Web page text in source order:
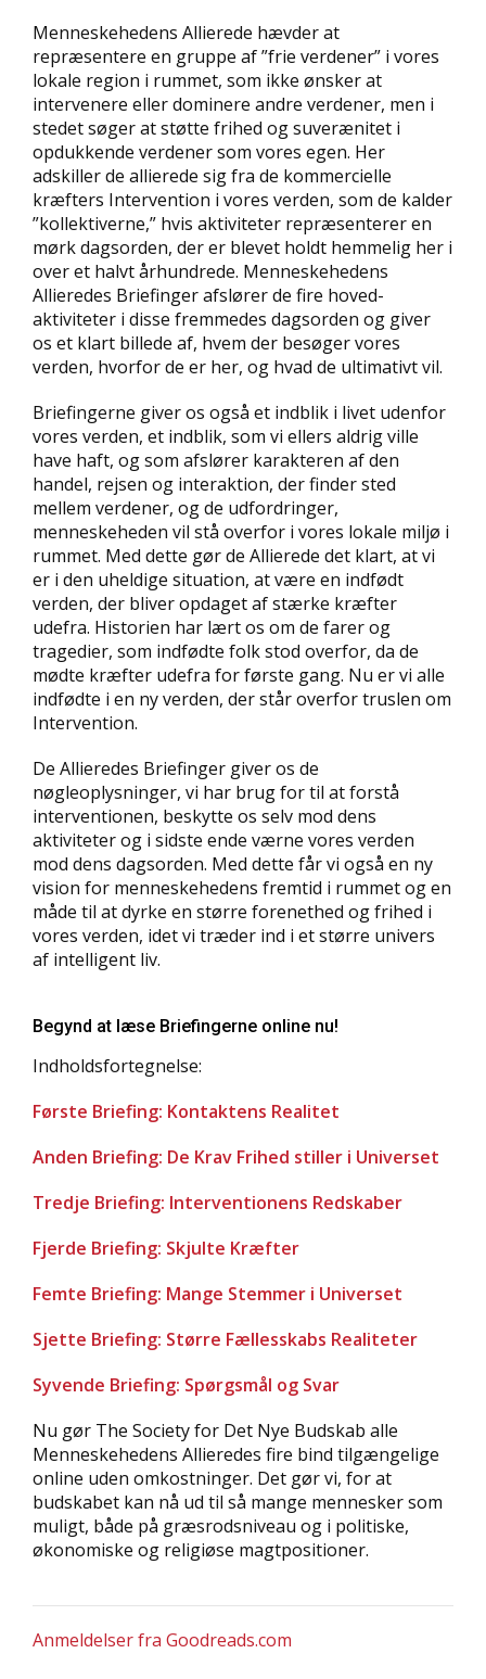
Menneskehedens Allierede hævder at
repræsentere en gruppe af ”frie verdener” i vores
lokale region i rummet, som ikke ønsker at
intervenere eller dominere andre verdener, men i
stedet søger at støtte frihed og suverænitet i
opdukkende verdener som vores egen. Her
adskiller de allierede sig fra de kommercielle
kræfters Intervention i vores verden, som de kalder
”kollektiverne,” hvis aktiviteter repræsenterer en
mørk dagsorden, der er blevet holdt hemmelig her i
over et halvt århundrede. Menneskehedens
Allieredes Briefinger afslører de fire hoved-
aktiviteter i disse fremmedes dagsorden og giver
os et klart billede af, hvem der besøger vores
verden, hvorfor de er her, og hvad de ultimativt vil.
Briefingerne giver os også et indblik i livet udenfor
vores verden, et indblik, som vi ellers aldrig ville
have haft, og som afslører karakteren af den
handel, rejsen og interaktion, der finder sted
mellem verdener, og de udfordringer,
menneskeheden vil stå overfor i vores lokale miljø i
rummet. Med dette gør de Allierede det klart, at vi
er i den uheldige situation, at være en indfødt
verden, der bliver opdaget af stærke kræfter
udefra. Historien har lært os om de farer og
tragedier, som indfødte folk stod overfor, da de
mødte kræfter udefra for første gang. Nu er vi alle
indfødte i en ny verden, der står overfor truslen om
Intervention.
De Allieredes Briefinger giver os de
nøgleoplysninger, vi har brug for til at forstå
interventionen, beskytte os selv mod dens
aktiviteter og i sidste ende værne vores verden
mod dens dagsorden. Med dette får vi også en ny
vision for menneskehedens fremtid i rummet og en
måde til at dyrke en større forenethed og frihed i
vores verden, idet vi træder ind i et større univers
af intelligent liv.
Begynd at læse Briefingerne online nu!
Indholdsfortegnelse:
Første Briefing: Kontaktens Realitet
Anden Briefing: De Krav Frihed stiller i Universet
Tredje Briefing: Interventionens Redskaber
Fjerde Briefing: Skjulte Kræfter
Femte Briefing: Mange Stemmer i Universet
Sjette Briefing: Større Fællesskabs Realiteter
Syvende Briefing: Spørgsmål og Svar
Nu gør The Society for Det Nye Budskab alle
Menneskehedens Allieredes fire bind tilgængelige
online uden omkostninger. Det gør vi, for at
budskabet kan nå ud til så mange mennesker som
muligt, både på græsrodsniveau og i politiske,
økonomiske og religiøse magtpositioner.
Anmeldelser fra Goodreads.com